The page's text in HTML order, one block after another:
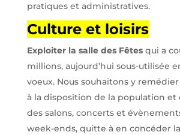
pratiques et administratives.
Culture et loisirs
Exploiter la salle des Fêtesqui a
millions, aujourd’hui sous-utilisée
voeux. Nous souhaitons y
à la disposition de la population et
des salons, concerts et
week-ends, quitte à en concéder